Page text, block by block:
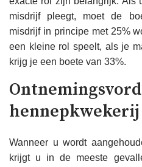
misdrijf pleegt, moet de
misdrijf in principe met 25%
een kleine rol speelt, als je
krijg je een boete van 33%.
hennepkwekerij
Wanneer u wordt
krijgt u in de meeste